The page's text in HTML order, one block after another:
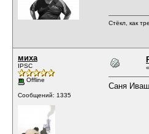
Стёкл, как
миха
IPSC
Offline
Сообщений: 1335
«
Саня